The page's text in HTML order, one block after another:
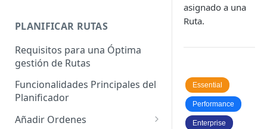
Enterprise]
Vehículos
Agrupación de dispositivos
Asignación de dispositivos a
usuarios
PLANIFICAR RUTAS
Requisitos para una Óptima
gestión de Rutas
Funcionalidades Principales del
Planificador
Añadir Ordenes
asignado a una
Ruta.
Essential
Performance
Enterprise